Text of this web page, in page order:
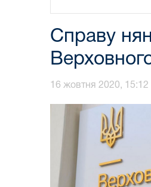
Справу
16 жовтня 2020, 15:12